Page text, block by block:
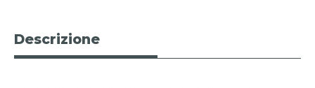
Descrizione